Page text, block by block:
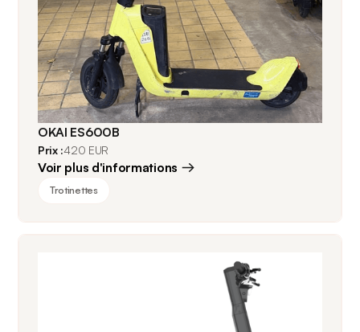
OKAI ES600B
Prix :420 EUR
Voir plus d'informations
Trotinettes